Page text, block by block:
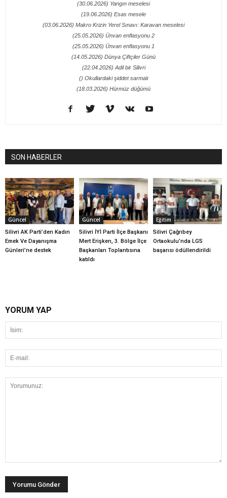
(30.06.2026) Yangın meselesi
(19.06.2026) Esas mesele
(03.06.2026) Makro Krizin Yerel Sınavı: Karavan meselesi
(25.05.2026) Ünvan enflasyonu 2
(25.05.2026) Ünvan enflasyonu 1
(14.05.2026) Dünya Çiftçiler Günü
(22.04.2026) Adil bir Silivri
() Okullardaki şiddet sarmalı
(18.03.2026) Hürmüz düğümü
SON HABERLER
Güncel
Silivri AK Parti’den Kadın
Emek Ve Dayanışma
Günleri’ne destek
Güncel
Silivri İYİ Parti İlçe Başkanı
Mert Erişken, 3. Bölge İlçe
Başkanları Toplantısına
katıldı
Eğitim
Silivri Çağrıbey
Ortaokulu’nda LGS
başarısı ödüllendirildi
YORUM YAP